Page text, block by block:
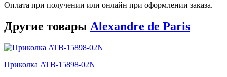
Оплата при получении или онлайн при оформлении заказа.
Другие товары Alexandre de Paris
Приколка ATB-15898-02N